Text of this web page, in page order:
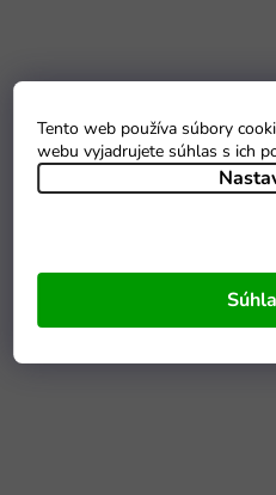
Tento web používa súbory
webu vyjadrujete súhlas s ich